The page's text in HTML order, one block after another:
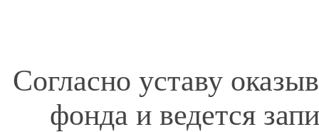
Согласно уставу
фонда и ведется